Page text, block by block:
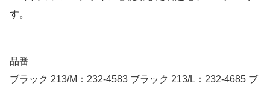
す。
品番
ブラック 213/M：232-4583 ブラック 213/L：232-4685 ブ